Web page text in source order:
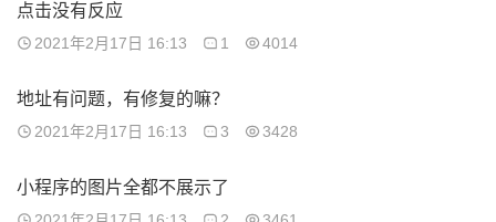
点击没有反应
2021年2月17日 16:13 1 4014
地址有问题，有修复的嘛？
2021年2月17日 16:13 3 3428
小程序的图片全都不展示了